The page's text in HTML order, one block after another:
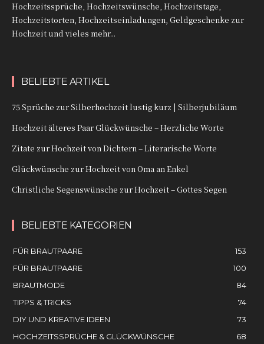
Hochzeitssprüche, Hochzeitswünsche, Hochzeitstage,
Hochzeitstorten, Hochzeitseinladungen, Geldgeschenke zur
Hochzeit und vieles mehr...
BELIEBTE ARTIKEL
75 Sprüche zur Silberhochzeit lustig kurz | Silberjubiläum
Hochzeit älteres Paar Glückwünsche – Herzliche Worte
Zitate zur Hochzeit von Dichtern – Literarische Worte
Glückwünsche zur Hochzeit von Oma an Enkel
Christliche Segenswünsche zur Hochzeit – Gottes Segen
BELIEBTE KATEGORIEN
FÜR BRAUTPAARE
153
FÜR BRAUTPAARE
100
BRAUTMODE
84
TIPPS & TRICKS
74
DIY UND KREATIVE IDEEN
73
HOCHZEITSSPRÜCHE & GLÜCKWÜNSCHE
68